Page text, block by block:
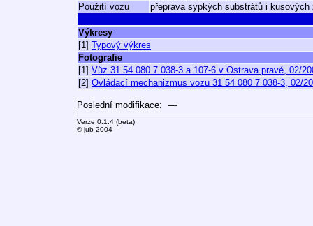
Použití vozu
přeprava sypkých substrátů i
Výkresy
[1] Typový výkres
Fotografie
[1] Vůz 31 54 080 7 038-3 a 107-6 v Ostrava pravé, 02/
[2] Ovládací mechanizmus vozu 31 54 080 7 038-3, 02/
Poslední modifikace: —
Verze 0.1.4 (beta)
© jub 2004